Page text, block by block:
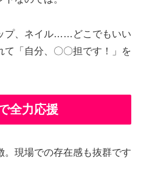
プ、ネイル……どこでもいい
「自分、〇〇担です！」を
全力応援
現場での存在感も抜群です